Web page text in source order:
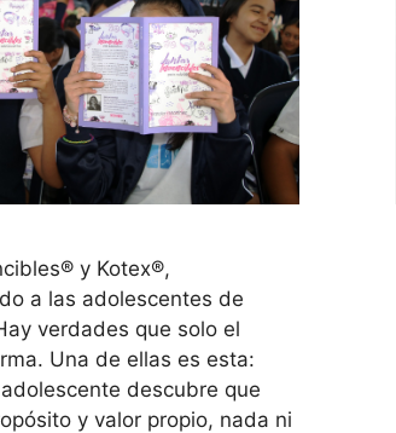
y Kotex®,
a las adolescentes de
verdades que solo el
Una de ellas es esta:
descubre que
y valor propio, nada ni